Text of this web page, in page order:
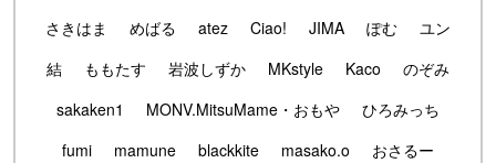
さきはま
めばる atez Ciao! JIMA ぽむ
ユン
結
ももたす 岩波しずか MKstyle Kaco
のぞみ
sakaken1
MONV.MitsuMame・おもや
ひろみっち
fumi
mamune blackkite masako.o
おさるー